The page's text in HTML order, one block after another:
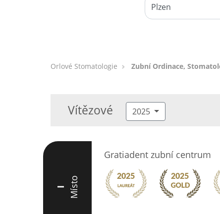
Orlové Stomatologie Zubní Ordinace,
Vítězové 2025
I Místo
Gratiadent zubní centrum